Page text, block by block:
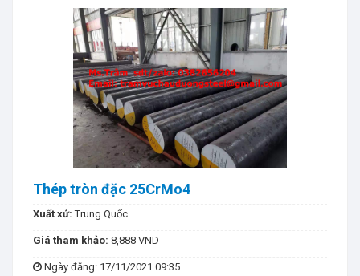
Thép tròn đặc 25CrMo4
Xuất xứ:Trung Quốc
Giá tham khảo: 8,888 VND
Ngày đăng: 17/11/2021 09:35